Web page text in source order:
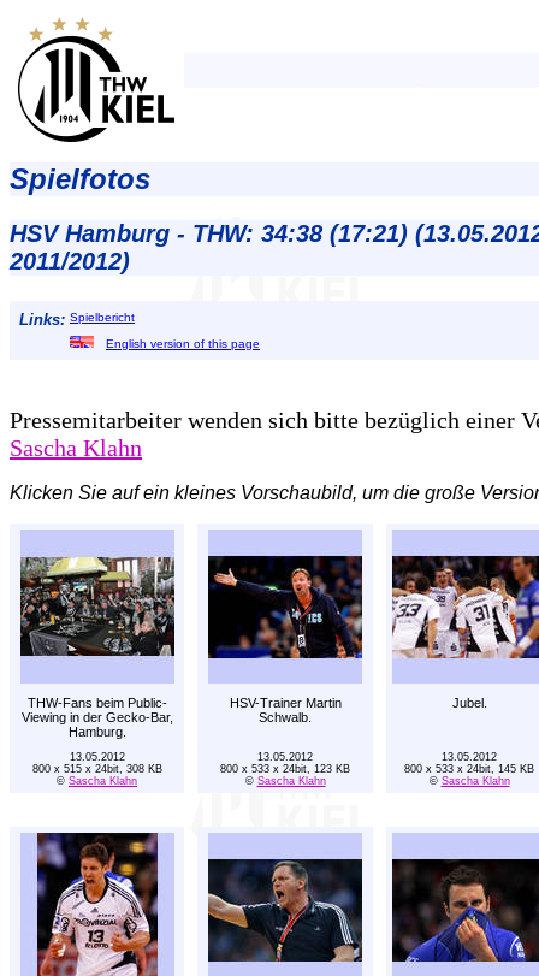
Spielfotos
HSV Hamburg - THW: 34:38 (17:21)
2011/2012)
Links: Spielbericht
English version of this page
Pressemitarbeiter wenden sich bitte bezüglich einer
Sascha Klahn
Klicken Sie auf ein kleines Vorschaubild, um die große
THW-Fans beim Public-
Viewing in der Gecko-Bar,
Hamburg.
HSV-Trainer Martin
Schwalb.
Jubel.
13.05.2012
800 x 515 x 24bit, 308 KB
© Sascha Klahn
13.05.2012
800 x 533 x 24bit, 123 KB
© Sascha Klahn
13.05.2012
800 x 533 x 24bit, 145 KB
© Sascha Klahn